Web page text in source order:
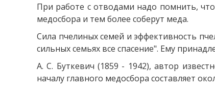
При работе с отводами надо помнить,
медосбора и тем более соберут меда.
Сила пчелиных семей и эффективность
сильных семьях все спасение". Ему
А. С. Буткевич (1859 - 1942), автор
началу главного медосбора составляет